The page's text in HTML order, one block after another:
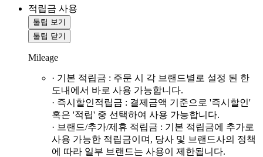
적립금 사용
툴팁 보기
툴팁 닫기
Mileage
· 기본 적립금 : 주문 시 각 브랜드별로 설정 된 한
도내에서 바로 사용 가능합니다.
· 즉시할인적립금 : 결제금액 기준으로 '즉시할인'
혹은 '적립' 중 선택하여 사용 가능합니다.
· 브랜드/추가/제휴 적립금 : 기본 적립금에 추가로
사용 가능한 적립금이며, 당사 및 브랜드사의 정책
에 따라 일부 브랜드는 사용이 제한됩니다.